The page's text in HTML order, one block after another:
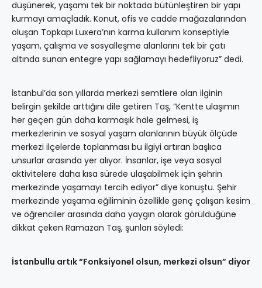
düşünerek, yaşamı tek bir noktada bütünleştiren bir yapı
kurmayı amaçladık. Konut, ofis ve cadde mağazalarından
oluşan Topkapı Luxera’nın karma kullanım konseptiyle
yaşam, çalışma ve sosyalleşme alanlarını tek bir çatı
altında sunan entegre yapı sağlamayı hedefliyoruz” dedi.
İstanbul’da son yıllarda merkezi semtlere olan ilginin
belirgin şekilde arttığını dile getiren Taş, “Kentte ulaşımın
her geçen gün daha karmaşık hale gelmesi, iş
merkezlerinin ve sosyal yaşam alanlarının büyük ölçüde
merkezi ilçelerde toplanması bu ilgiyi artıran başlıca
unsurlar arasında yer alıyor. İnsanlar, işe veya sosyal
aktivitelere daha kısa sürede ulaşabilmek için şehrin
merkezinde yaşamayı tercih ediyor” diye konuştu. Şehir
merkezinde yaşama eğiliminin özellikle genç çalışan kesim
ve öğrenciler arasında daha yaygın olarak görüldüğüne
dikkat çeken Ramazan Taş, şunları söyledi:
İstanbullu artık “Fonksiyonel olsun, merkezi olsun” diyor